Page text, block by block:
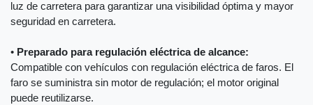
luz de carretera para garantizar una visibilidad óptima y mayor
seguridad en carretera.
• Preparado para regulación eléctrica de alcance:
Compatible con vehículos con regulación eléctrica de faros. El
faro se suministra sin motor de regulación; el motor original
puede reutilizarse.